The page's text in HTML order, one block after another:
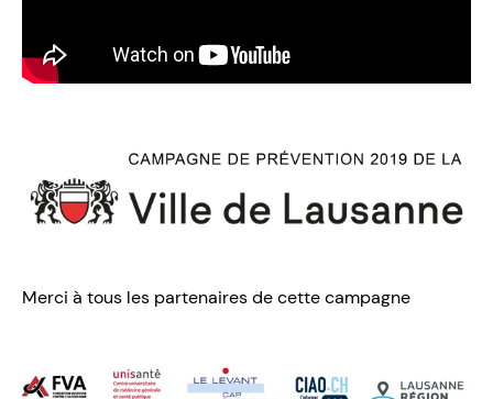
Merci à tous les partenaires de cette campagne